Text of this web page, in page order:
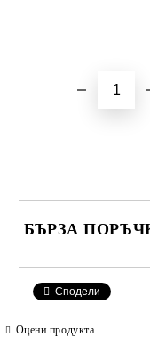
БЪРЗА
Сподели
Оцени продукта